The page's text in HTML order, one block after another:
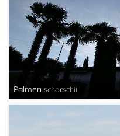
Palmen schorschii